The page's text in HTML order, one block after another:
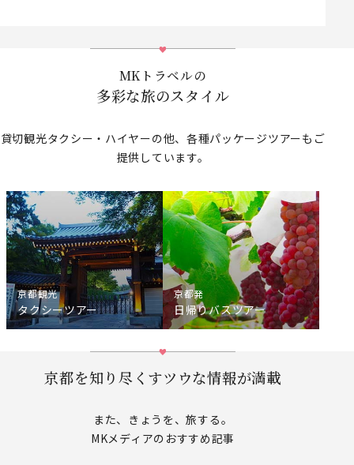
MKトラベルの
多彩な旅のスタイル
貸切観光タクシー・ハイヤーの他、各種パッケージツアーもご
提供しています。
京都観光
タクシーツアー
京都発
日帰りバスツアー
京都を知り尽くすツウな情報が満載
また、きょうを、旅する。
MKメディアのおすすめ記事